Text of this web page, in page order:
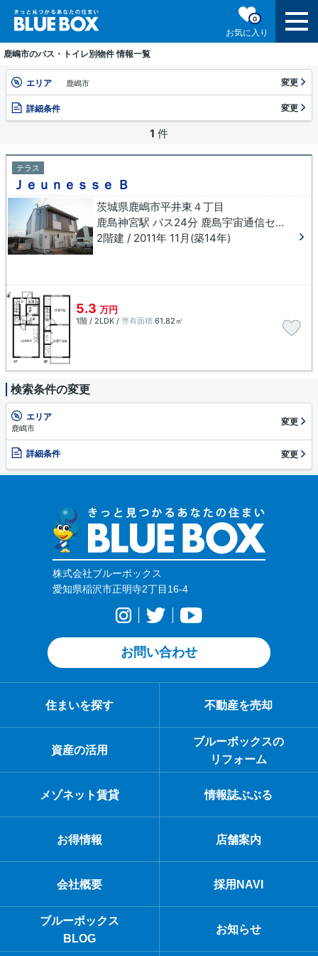
お気に入り
0
鹿嶋市のバス・トイレ別物件 情報一覧
エリア 鹿嶋市 変更
詳細条件 変更
1 件
テラス
Ｊｅｕｎｅｓｓｅ Ｂ
茨城県鹿嶋市平井東４丁目
鹿島神宮駅 バス24分 鹿島宇宙通信センター下車 徒歩11分
2階建 / 2011年 11月(築14年)
5.3 万円
1階 / 2LDK / 専有面積 61.82㎡
検索条件の変更
エリア
鹿嶋市
変更
詳細条件 変更
株式会社ブルーボックス
愛知県稲沢市正明寺2丁目16-4
お問い合わせ
住まいを探す 不動産を売却
資産の活用
ブルーボックスの
リフォーム
メゾネット賃貸 情報誌ぶぶる
お得情報 店舗案内
会社概要 採用NAVI
ブルーボックス
BLOG
お知らせ